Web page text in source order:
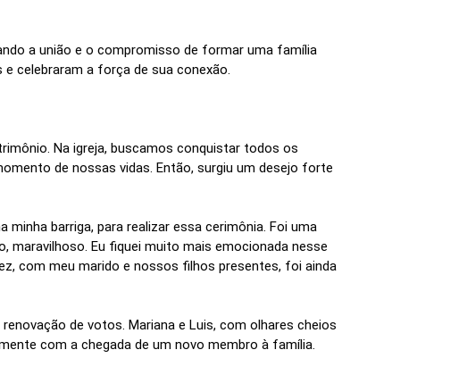
a união e o compromisso de formar uma família
celebraram a força de sua conexão.
Na igreja, buscamos conquistar todos os
de nossas vidas. Então, surgiu um desejo forte
barriga, para realizar essa cerimônia. Foi uma
Eu fiquei muito mais emocionada nesse
com meu marido e nossos filhos presentes, foi ainda
de votos. Mariana e Luis, com olhares cheios
com a chegada de um novo membro à família.